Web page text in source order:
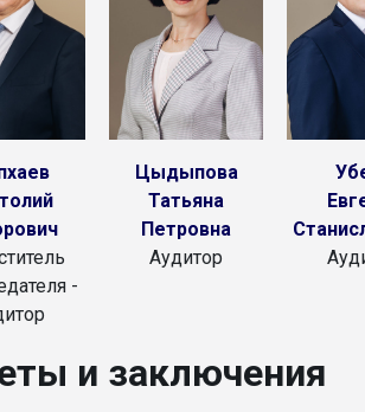
-
Цыдыпова
Татьяна
Петровна
Аудитор
и заключения